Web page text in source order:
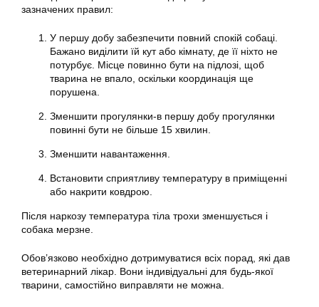
зазначених правил:
У першу добу забезпечити повний спокій собаці.
Бажано виділити їй кут або кімнату, де її ніхто не
потурбує. Місце повинно бути на підлозі, щоб
тварина не впало, оскільки координація ще
порушена.
Зменшити прогулянки-в першу добу прогулянки
повинні бути не більше 15 хвилин.
Зменшити навантаження.
Встановити сприятливу температуру в приміщенні
або накрити ковдрою.
Після наркозу температура тіла трохи зменшується і
собака мерзне.
Обов’язково необхідно дотримуватися всіх порад, які дав
ветеринарний лікар. Вони індивідуальні для будь-якої
тварини, самостійно виправляти не можна.